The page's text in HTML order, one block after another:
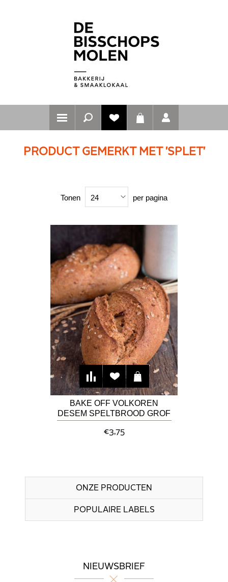
PRODUCT GEMERKT MET 'SPLET'
Tonen 24 per pagina
BAKE OFF VOLKOREN
DESEM SPELTBROOD GROF
€3,75
ONZE PRODUCTEN
POPULAIRE LABELS
NIEUWSBRIEF